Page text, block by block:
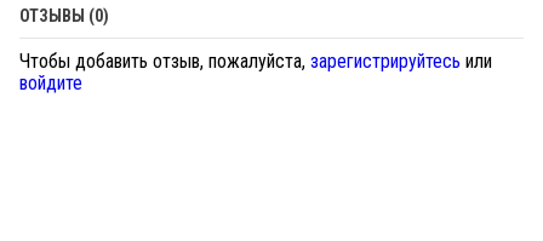
ОТЗЫВЫ (0)
Чтобы добавить отзыв, пожалуйста, зарегистрируйтесь или
войдите